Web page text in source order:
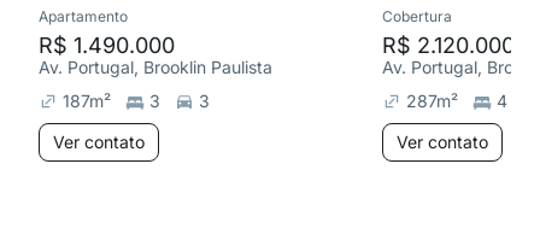
Apartamento
R$ 1.490.000
Av. Portugal, Brooklin Paulista
187m² 3
3
Ver contato
Cobertura
R$ 2.120.000
Av. Portugal,
287m²
4
Ver contato